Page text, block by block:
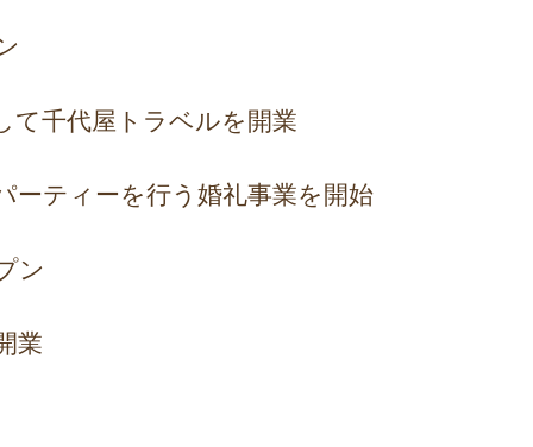
て千代屋トラベルを開業
ーティーを行う婚礼事業を開始
ン
業